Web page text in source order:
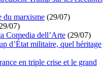
du marxisme (29/07)
07)
Comedia dell’Arte (29/07)
d’État militaire, quel héritage
en triple crise et le grand